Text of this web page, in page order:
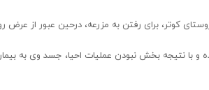
با نتیجه بخش نبودن عملیات احیا، جسد وی به